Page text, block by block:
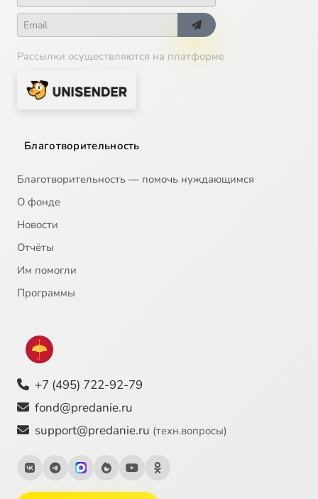
Рассылки осуществляются на платформе
Благотворительность
Благотворительность — помочь нуждающимся
О фонде
Новости
Отчёты
Им помогли
Программы
+7 (495) 722-92-79
fond@predanie.ru
support@predanie.ru (техн.вопросы)